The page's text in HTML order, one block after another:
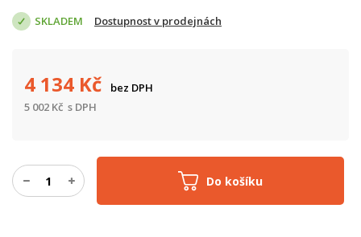
SKLADEM Dostupnost v prodejnách
Do košíku
4 134 Kč
bez DPH
5 002 Kč s DPH